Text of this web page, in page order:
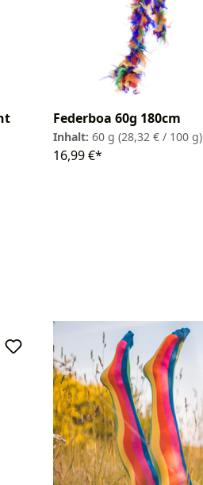
Federboa 60g 180cm
Inhalt: 60 g (28,32 € / 100 g)
16,99 €*